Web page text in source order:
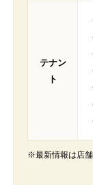
テナン
ト
※最新情報は店舗